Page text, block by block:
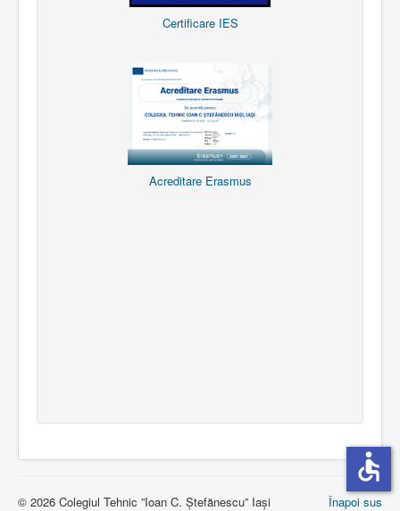
Certificare IES
Acreditare Erasmus
Înapoi sus
© 2026 Colegiul Tehnic ”Ioan C. Ștefănescu” Iași
accessible